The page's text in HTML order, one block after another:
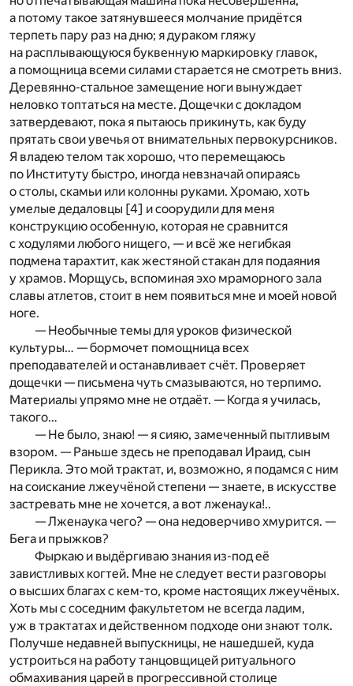
а потому такое затянувшееся молчание придётся
терпеть пару раз на дню; я дураком гляжу
на расплывающуюся буквенную маркировку главок,
а помощница всеми силами старается не смотреть вниз.
Деревянно-стальное замещение ноги вынуждает
неловко топтаться на месте. Дощечки с докладом
затвердевают, пока я пытаюсь прикинуть, как буду
прятать свои увечья от внимательных первокурсников.
Я владею телом так хорошо, что перемещаюсь
по Институту быстро, иногда невзначай опираясь
о столы, скамьи или колонны руками. Хромаю, хоть
умелые дедаловцы [4] и соорудили для меня
конструкцию особенную, которая не сравнится
с ходулями любого нищего, — и всё же негибкая
подмена тарахтит, как жестяной стакан для подаяния
у храмов. Морщусь, вспоминая эхо мраморного зала
славы атлетов, стоит в нем появиться мне и моей новой
ноге.
— Необычные темы для уроков физической
культуры… — бормочет помощница всех
преподавателей и останавливает счёт. Проверяет
дощечки — письмена чуть смазываются, но терпимо.
Материалы упрямо мне не отдаёт. — Когда я училась,
такого…
— Не было, знаю! — я сияю, замеченный пытливым
взором. — Раньше здесь не преподавал Ираид, сын
Перикла. Это мой трактат, и, возможно, я подамся с ним
на соискание лжеучёной степени — знаете, в искусстве
застревать мне не хочется, а вот лженаука!..
— Лженаука чего? — она недоверчиво хмурится. —
Бега и прыжков?
Фыркаю и выдёргиваю знания из-под её
завистливых когтей. Мне не следует вести разговоры
о высших благах с кем-то, кроме настоящих лжеучёных.
Хоть мы с соседним факультетом не всегда ладим,
уж в трактатах и действенном подходе они знают толк.
Получше недавней выпускницы, не нашедшей, куда
устроиться на работу танцовщицей ритуального
обмахивания царей в прогрессивной столице